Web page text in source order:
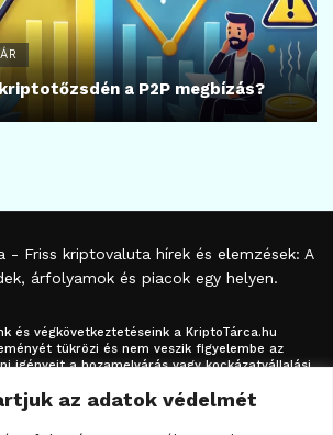
az adatok védelmét
a P2P megbízás?
- Friss kriptovaluta hírek és elemzések: A
árfolyamok és piacok egy helyen.
és végkövetkeztetéseink a KriptoTárca.hu
tükrözi és nem veszik figyelembe az
igényeit a hozamelvárás vagy kockázatvállalási
befektetési ajánlásnak, értékpapír /
/ cloud mining stb. jegyzésére / vételére /
azok kizárólag tájékoztatásul